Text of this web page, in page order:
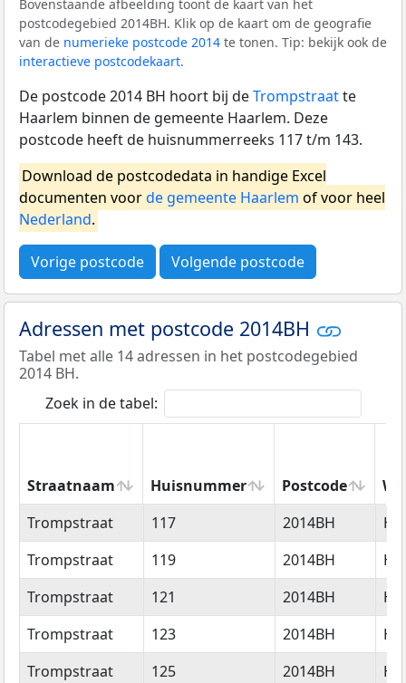
Bovenstaande afbeelding toont de kaart van het
postcodegebied 2014BH. Klik op de kaart om de geografie
van de numerieke postcode 2014 te tonen. Tip: bekijk ook de
interactieve postcodekaart.
De postcode 2014 BH hoort bij deTrompstraatte
Haarlem binnen de gemeente Haarlem. Deze
postcode heeft de huisnummerreeks 117 t/m 143.
Download de postcodedata in handige Excel
documenten voorde gemeente Haarlem of voor heel
Nederland.
Vorige postcode Volgende postcode
Adressen met postcode 2014BH
Tabel met alle 14 adressen in het postcodegebied
2014 BH.
Zoek in de tabel:
Straatnaam Huisnummer Postcode
Straatnaam
Huisnummer Postcode
Trompstraat 117 2014BH
Trompstraat
119 2014BH
Trompstraat
121 2014BH
Trompstraat
123 2014BH
Trompstraat
125 2014BH